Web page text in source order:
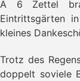
A 6 Zettel
Eintrittsgärten
kleines
Trotz des
doppelt soviele